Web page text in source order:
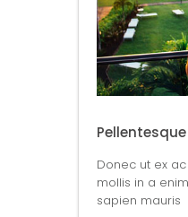
Donec ut ex
mollis in a
sapien mauris